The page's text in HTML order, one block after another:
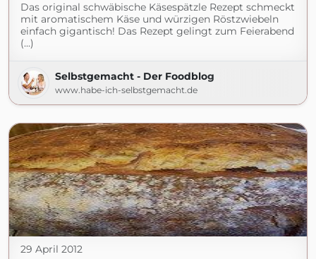
Das original schwäbische Käsespätzle Rezept schmeckt
mit aromatischem Käse und würzigen Röstzwiebeln
einfach gigantisch! Das Rezept gelingt zum Feierabend
(...)
Selbstgemacht - Der Foodblog
www.habe-ich-selbstgemacht.de
29 April 2012